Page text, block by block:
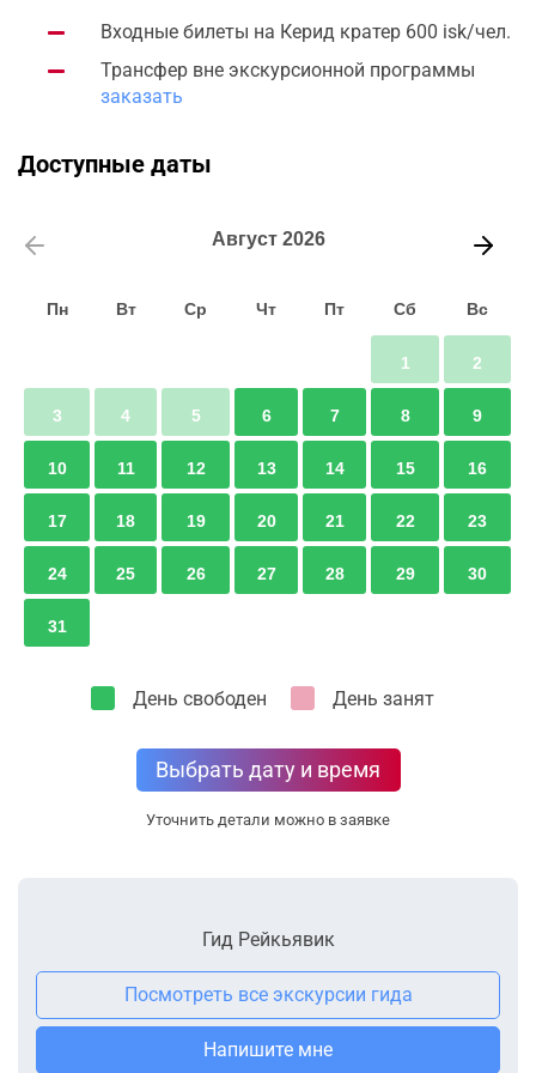
Входные билеты на Керид кратер 600 isk/чел.
Трансфер вне экскурсионной программы
заказать
Доступные даты
Август 2026
Пн Вт Ср Чт Пт Сб Вс
1 2
3 4 5 6 7 8 9
10 11 12 13 14 15 16
17 18 19 20 21 22 23
24 25 26 27 28 29 30
31
День свободен День занят
Выбрать дату и время
Уточнить детали можно в заявке
Гид Рейкьявик
Посмотреть все экскурсии гида
Напишите мне